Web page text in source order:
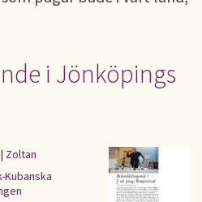
i Jönköpings
| Zoltan
Kubanska